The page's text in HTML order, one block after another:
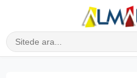
Sitede ara